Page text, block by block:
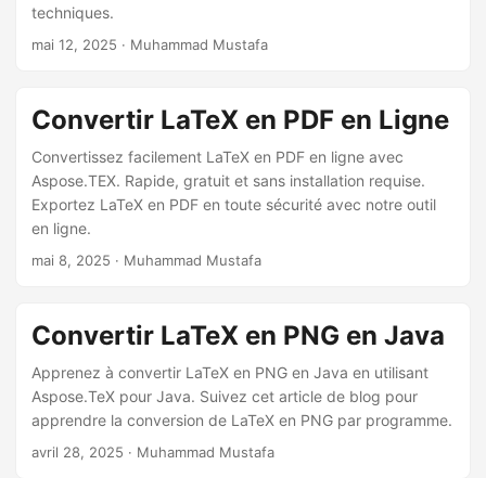
techniques.
mai 12, 2025 · Muhammad Mustafa
Convertir LaTeX en PDF en Ligne
Convertissez facilement LaTeX en PDF en ligne avec
Aspose.TEX. Rapide, gratuit et sans installation requise.
Exportez LaTeX en PDF en toute sécurité avec notre outil
en ligne.
mai 8, 2025 · Muhammad Mustafa
Convertir LaTeX en PNG en Java
Apprenez à convertir LaTeX en PNG en Java en utilisant
Aspose.TeX pour Java. Suivez cet article de blog pour
apprendre la conversion de LaTeX en PNG par programme.
avril 28, 2025 · Muhammad Mustafa